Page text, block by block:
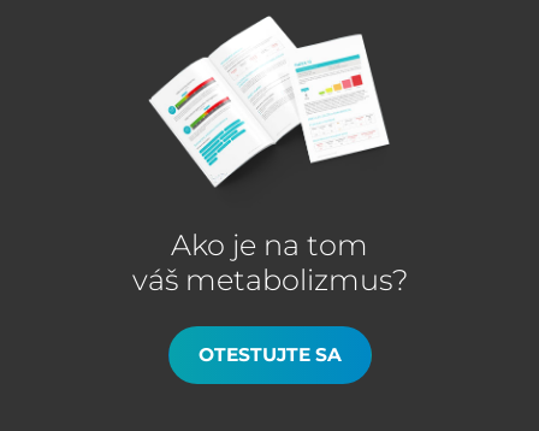
Ako je na tom
váš metabolizmus?
OTESTUJTE SA